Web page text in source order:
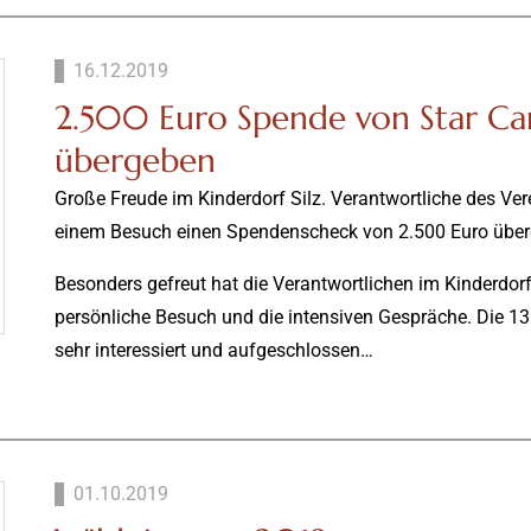
16.12.2019
2.500 Euro Spende von Star
übergeben
Große Freude im Kinderdorf Silz. Verantwortliche des
einem Besuch einen Spendenscheck von 2.500 Euro
Besonders gefreut hat die Verantwortlichen im
persönliche Besuch und die intensiven Gespräche. Die
sehr interessiert und aufgeschlossen…
01.10.2019